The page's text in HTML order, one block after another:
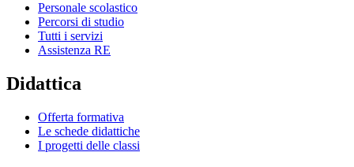
Personale scolastico
Percorsi di studio
Tutti i servizi
Assistenza RE
Didattica
Offerta formativa
Le schede didattiche
I progetti delle classi